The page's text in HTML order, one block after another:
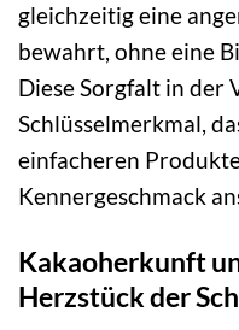
gleichzeitig eine
bewahrt, ohne eine
Diese Sorgfalt in der
Schlüsselmerkmal,
einfacheren
Kennergeschmack
Kakaoherkunft
Herzstück der